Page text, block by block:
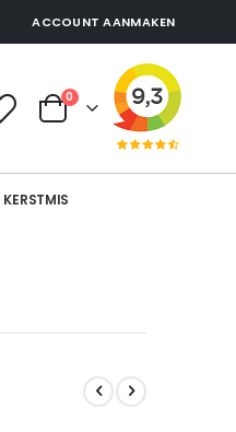
ACCOUNT AANMAKEN
Cart
0producten
KERSTMIS